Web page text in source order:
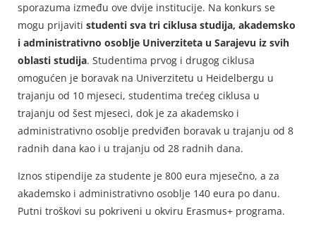
sporazuma između ove dvije institucije. Na konkurs se
mogu prijaviti studenti sva tri ciklusa studija, akademsko
i administrativno osoblje Univerziteta u Sarajevu iz svih
oblasti studija. Studentima prvog i drugog ciklusa
omogućen je boravak na Univerzitetu u Heidelbergu u
trajanju od 10 mjeseci, studentima trećeg ciklusa u
trajanju od šest mjeseci, dok je za akademsko i
administrativno osoblje predviđen boravak u trajanju od 8
radnih dana kao i u trajanju od 28 radnih dana.
Iznos stipendije za studente je 800 eura mjesečno, a za
akademsko i administrativno osoblje 140 eura po danu.
Putni troškovi su pokriveni u okviru Erasmus+ programa.